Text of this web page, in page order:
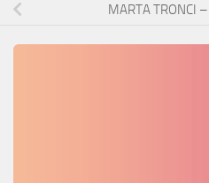
MARTA TRONCI